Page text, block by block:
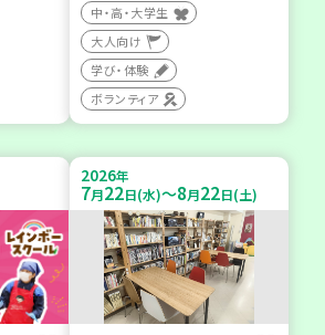
中・高・大学生
大人向け
学び・体験
ボランティア
2026年
7月22日(水)～8月22日(土)